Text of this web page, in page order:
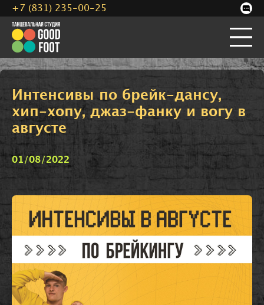
Интенсивы по брейк-дансу,
хип-хопу, джаз-фанку и вогу в
августе
01/08/2022
+7 (831) 235-00-25